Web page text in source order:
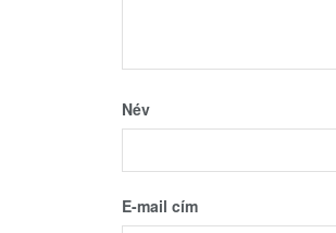
Név
E-mail cím